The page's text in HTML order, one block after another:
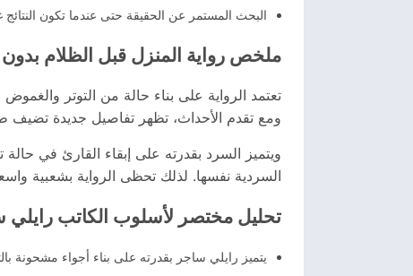
البحث المستمر عن الحقيقة حتى عندما تكون
ملخص رواية المنزل قبل الظلام
تعتمد الرواية على بناء حالة من التوتر
ومع تقدم الأحداث، تظهر تفاصيل جديدة تضيف
ويتميز السرد بقدرته على إبقاء القارئ في
السردية نفسها. لذلك تحظى الرواية بشعبية
تحليل مختصر لأسلوب الكاتب رايلي
يتميز رايلي ساجر بقدرته على بناء أجواء مشحونة